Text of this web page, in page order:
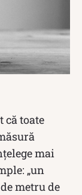
că toate
mai
„un
metru de